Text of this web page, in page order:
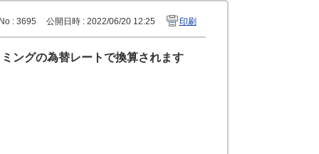
No : 3695 公開日時 : 2022/06/20 12:25 印刷
ングの為替レートで換算されます